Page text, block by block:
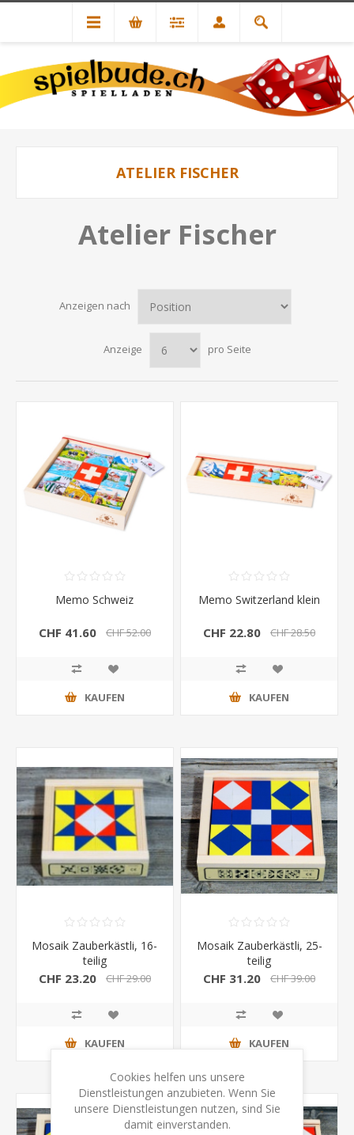
ATELIER FISCHER
Atelier Fischer
Anzeigen nach
Anzeige pro Seite
Memo Schweiz
CHF 41.60 CHF 52.00
KAUFEN
Memo Switzerland klein
CHF 22.80 CHF 28.50
KAUFEN
Mosaik Zauberkästli, 16-
teilig
CHF 23.20 CHF 29.00
KAUFEN
Mosaik Zauberkästli, 25-
teilig
CHF 31.20 CHF 39.00
KAUFEN
Cookies helfen uns unsere
Dienstleistungen anzubieten. Wenn Sie
unsere Dienstleistungen nutzen, sind Sie
damit einverstanden.